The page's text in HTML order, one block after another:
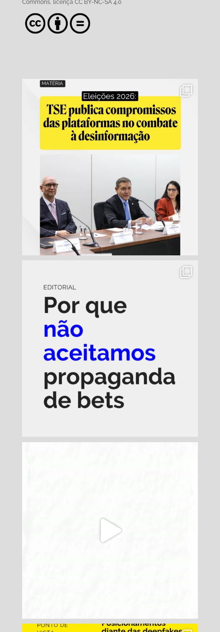
Commons, licença CC BY-NC-SA 4.0